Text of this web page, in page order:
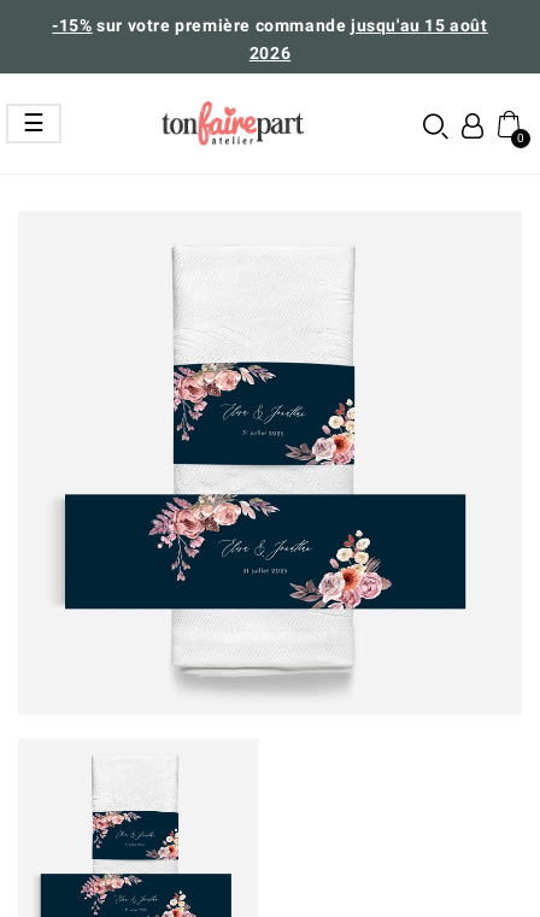
-15% sur votre première commandejusqu'au 15 août
2026
Basculer
la
navigation
☰